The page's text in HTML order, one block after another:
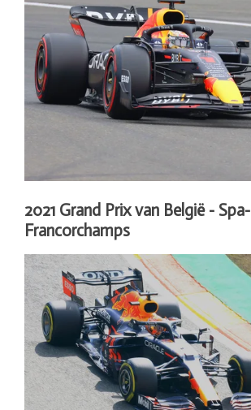
2021 Grand Prix van België - Spa-
Francorchamps